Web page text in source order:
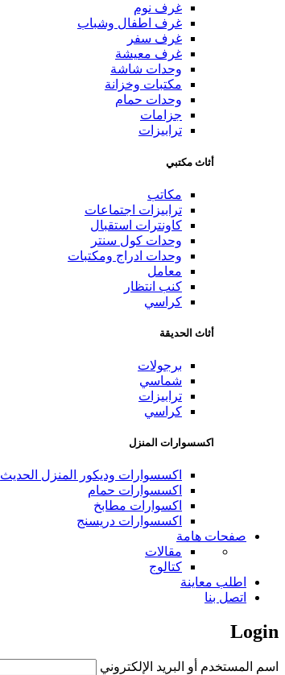
غرف نوم
غرف اطفال وشباب
غرف سفر
غرف معيشة
وحدات شاشة
مكتبات وخزانة
وحدات حمام
جزامات
ترابيزات
أثاث مكتبي
مكاتب
ترابيزات اجتماعات
كاونترات استقبال
وحدات كول سنتر
وحدات ادراج ومكتبات
معامل
كنب انتظار
كراسي
أثاث الحديقة
برجولات
شماسي
ترابيزات
كراسي
اكسسوارات المنزل
اكسسوارات وديكور المنزل الحديث
اكسسوارات حمام
اكسوارات مطابخ
اكسسوارات دريسنج
صفحات هامة
مقالات
كتالوج
اطلب معاينة
اتصل بنا
Login
اسم المستخدم أو البريد الإلكتروني